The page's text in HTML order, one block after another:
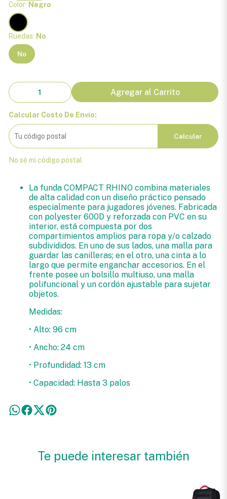
Color: Negro
Ruedas: No
No
Agregar al Carrito
Calcular Costo De Envío:
Calcular
No sé mi código postal
La funda COMPACT RHINO combina materiales
de alta calidad con un diseño práctico pensado
especialmente para jugadores jóvenes. Fabricada
con polyester 600D y reforzada con PVC en su
interior, está compuesta por dos
compartimientos amplios para ropa y/o calzado
subdivididos. En uno de sus lados, una malla para
guardar las canilleras; en el otro, una cinta a lo
largo que permite enganchar accesorios. En el
frente posee un bolsillo multiuso, una malla
polifuncional y un cordón ajustable para sujetar
objetos.
Medidas:
• Alto: 96 cm
• Ancho: 24 cm
• Profundidad: 13 cm
• Capacidad: Hasta 3 palos
Te puede interesar también